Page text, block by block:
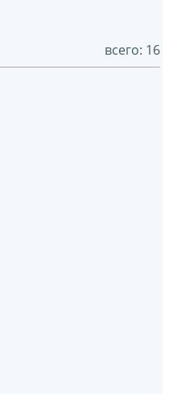
всего: 16